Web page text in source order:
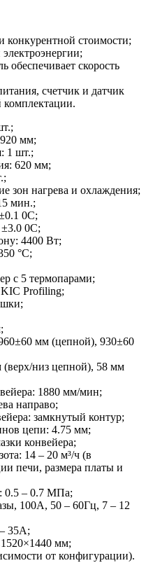
конкурентной стоимости;
скорость
счетчик и датчик
комплектации.
мм;
1 шт.;
620 мм;
зон нагрева и охлаждения;
мин.;
0C;
0C;
4400 Вт;
°C;
с 5 термопарами;
Profiling;
мм (цепной), 930±60
низ цепной), 58 мм
1880 мм/мин;
направо;
замкнутый контур;
цепи: 4.75 мм;
конвейера;
14 – 20 м³/ч (в
печи, размера платы и
0.5 – 0.7 МПа;
100А, 50 – 60Гц, 7 – 12
35А;
мм;
от конфигурации).